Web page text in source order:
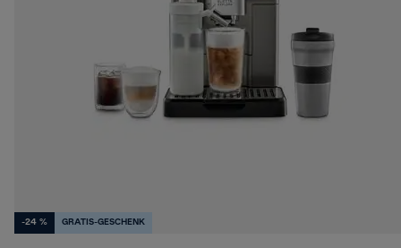
-24 % GRATIS-GESCHENK